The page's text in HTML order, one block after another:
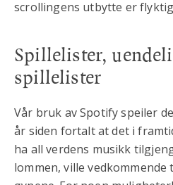
scrollingens utbytte er
Spillelister,
spillelister
Vår bruk av Spotify speiler
år siden fortalt at det i
ha all verdens musikk
lommen, ville